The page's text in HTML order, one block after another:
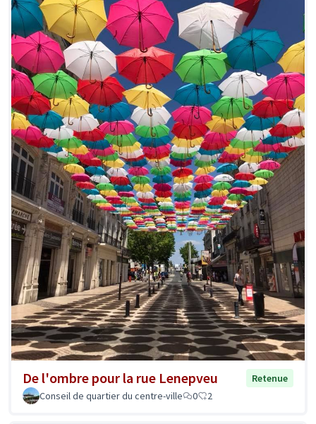
De l'ombre pour la rue Lenepveu
Retenue
Conseil de quartier du centre-ville
0 2